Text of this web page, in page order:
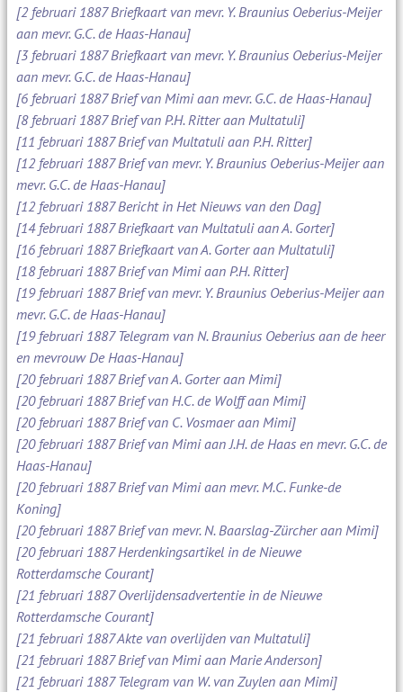
[2 februari 1887 Briefkaart van mevr. Y. Braunius Oeberius-Meijer
aan mevr. G.C. de Haas-Hanau]
[3 februari 1887 Briefkaart van mevr. Y. Braunius Oeberius-Meijer
aan mevr. G.C. de Haas-Hanau]
[6 februari 1887 Brief van Mimi aan mevr. G.C. de Haas-Hanau]
[8 februari 1887 Brief van P.H. Ritter aan Multatuli]
[11 februari 1887 Brief van Multatuli aan P.H. Ritter]
[12 februari 1887 Brief van mevr. Y. Braunius Oeberius-Meijer aan
mevr. G.C. de Haas-Hanau]
[12 februari 1887 Bericht in Het Nieuws van den Dag]
[14 februari 1887 Briefkaart van Multatuli aan A. Gorter]
[16 februari 1887 Briefkaart van A. Gorter aan Multatuli]
[18 februari 1887 Brief van Mimi aan P.H. Ritter]
[19 februari 1887 Brief van mevr. Y. Braunius Oeberius-Meijer aan
mevr. G.C. de Haas-Hanau]
[19 februari 1887 Telegram van N. Braunius Oeberius aan de heer
en mevrouw De Haas-Hanau]
[20 februari 1887 Brief van A. Gorter aan Mimi]
[20 februari 1887 Brief van H.C. de Wolff aan Mimi]
[20 februari 1887 Brief van C. Vosmaer aan Mimi]
[20 februari 1887 Brief van Mimi aan J.H. de Haas en mevr. G.C. de
Haas-Hanau]
[20 februari 1887 Brief van Mimi aan mevr. M.C. Funke-de
Koning]
[20 februari 1887 Brief van mevr. N. Baarslag-Zürcher aan Mimi]
[20 februari 1887 Herdenkingsartikel in de Nieuwe
Rotterdamsche Courant]
[21 februari 1887 Overlijdensadvertentie in de Nieuwe
Rotterdamsche Courant]
[21 februari 1887 Akte van overlijden van Multatuli]
[21 februari 1887 Brief van Mimi aan Marie Anderson]
[21 februari 1887 Telegram van W. van Zuylen aan Mimi]